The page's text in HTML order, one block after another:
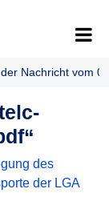
Nachricht vom
des
der LGA